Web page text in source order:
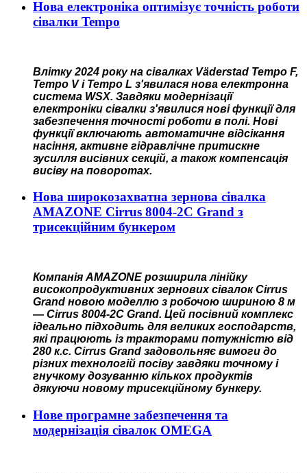
Нова електроніка оптимізує точність роботи
сівалки Tempo
Влітку 2024 року на сівалках Väderstad Tempo F,
Tempo V і Tempo L з'явилася нова електронна
система WSX. Завдяки модернізації
електроніки сівалки з'явилися нові функції для
забезпечення точності роботи в полі. Нові
функції включають автоматичне відсікання
насіння, активне гідравлічне притискне
зусилля висівних секцій, а також компенсація
висіву на поворотах.
Нова широкозахватна зернова сівалка
AMAZONE Cirrus 8004-2C Grand з
трисекційним бункером
Компанія AMAZONE розширила лінійку
високопродуктивних зернових сівалок Cirrus
Grand новою моделлю з робочою шириною 8 м
— Cirrus 8004-2C Grand. Цей посівний комплекс
ідеально підходить для великих господарств,
які працюють із тракторами потужністю від
280 к.с. Cirrus Grand задовольняє вимоги до
різних технологій посіву завдяки точному і
гнучкому дозуванню кількох продуктів
дякуючи новому трисекційному бункеру.
Нове програмне забезпечення та
модернізація сівалок OMEGA